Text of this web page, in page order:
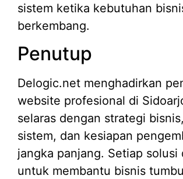
sistem ketika kebutuhan
berkembang.
Penutup
Delogic.net menghadirkan
website profesional di
selaras dengan strategi
sistem, dan kesiapan
jangka panjang. Setiap solusi
untuk membantu bisnis